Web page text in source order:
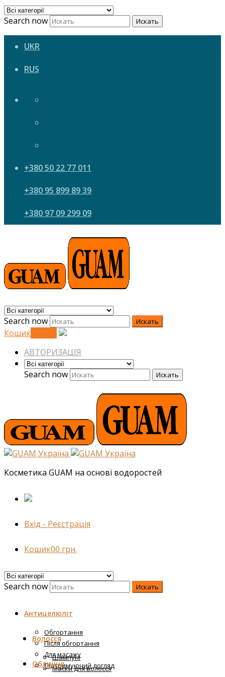
Search now Искать
UKR
RUS
+380 50 22 77 011
+380 95 899 89 39
+380 97 09 299 09
Search now Искать
Кошик
АВТОРИЗАЦІЯ
Search now
Искать
Косметика GUAM на основі водоростей
Вхід - Реєстрація
Кошик00 грн.
Search now Искать
Антицелюліт
Обгортання
Після обгортання
Для масажу
Підтримуючий догляд
Волосся
Шампуні
Маски для волосся
Обличчя